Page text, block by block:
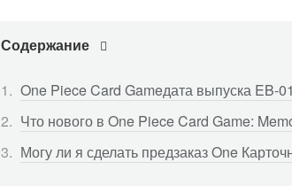
Содержание
One Piece Card Gameдата выпуска EB-01
Что нового в One Piece Card Game:
Могу ли я сделать предзаказ One